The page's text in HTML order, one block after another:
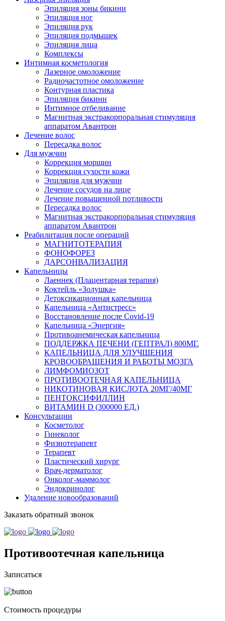
Эпиляция зоны бикини
Эпиляция ног
Эпиляция рук
Эпиляция подмышек
Эпиляция лица
Комплексы
Интимная косметология
Лазерное омоложение
Радиочастотное омоложение
Контурная пластика
Эпиляция бикини
Интимное отбеливание
Магнитная экстракорпоральная стимуляция
аппаратом Авантрон
Лечение волос
Пересадка волос
Для мужчин
Коррекция морщин
Коррекция сухости кожи
Эпиляция для мужчин
Лечение сосудов на лице
Лечение повышенной потливости
Пересадка волос
Магнитная экстракорпоральная стимуляция
аппаратом Авантрон
Реабилитация после операций
МАГНИТОТЕРАПИЯ
ФОНОФОРЕЗ
ДАРСОНВАЛИЗАЦИЯ
Капельницы
Лаеннек (Плацентарная терапия)
Коктейль «Золушка»
Детоксикационная капельница
Капельница «Антистресс»
Восстановление после Covid-19
Капельница «Энергия»
Противоанемическая капельница
ПОДДЕРЖКА ПЕЧЕНИ (ГЕПТРАЛ) 800МГ.
КАПЕЛЬНИЦА ДЛЯ УЛУЧШЕНИЯ
КРОВООБРАЩЕНИЯ И РАБОТЫ МОЗГА
ЛИМФОМИОЗОТ
ПРОТИВООТЕЧНАЯ КАПЕЛЬНИЦА
НИКОТИНОВАЯ КИСЛОТА 20МГ/40МГ
ПЕНТОКСИФИЛЛИН
ВИТАМИН D (300000 ЕД.)
Консультации
Косметолог
Гинеколог
Физиотерапевт
Терапевт
Пластический хирург
Врач-дерматолог
Онколог-маммолог
Эндокринолог
Удаление новообразований
Заказать обратный звонок
Противоотечная капельница
Записаться
Стоимость процедуры